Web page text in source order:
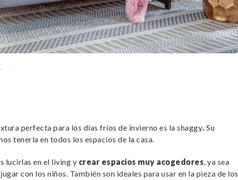
perfecta para los días fríos de invierno es la shaggy. Su
tenerla en todos los espacios de la casa.
lucirlas en el living y crear espacios muy acogedores, ya sea
con los niños. También son ideales para usar en la pieza de los